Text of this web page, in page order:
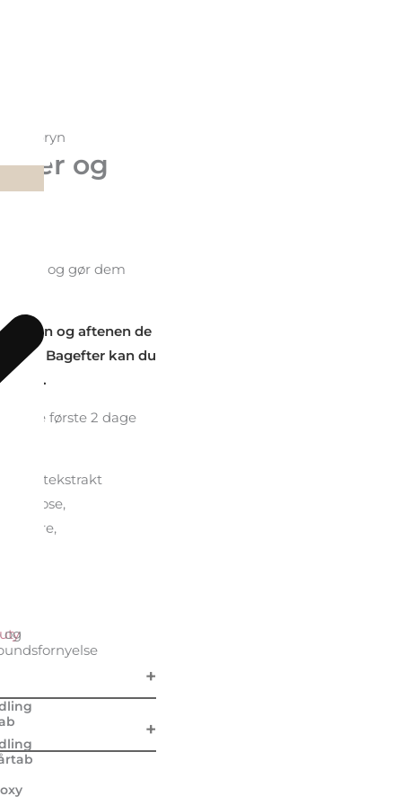
og
øjenbryn
og
og gør dem
og aftenen de
Bagefter kan du
de første 2 dage